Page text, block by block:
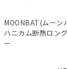
MOONBAT(ムーン
ハニカム断熱ロン
ー